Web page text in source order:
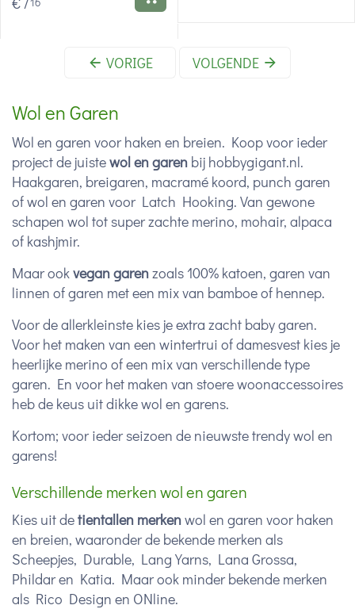
Wol en Garen
Wol en garen voor haken en breien. Koop voor ieder
project de juistewol en garen bij hobbygigant.nl.
Haakgaren, breigaren, macramé koord, punch garen
of wol en garen voor Latch Hooking. Van gewone
schapen wol tot super zachte merino, mohair, alpaca
of kashjmir.
Maar ookvegan garenzoals 100% katoen, garen van
linnen of garen met een mix van bamboe of hennep.
Voor de allerkleinste kies je extra zacht baby garen.
Voor het maken van een wintertrui of damesvest kies je
heerlijke merino of een mix van verschillende type
garen. En voor het maken van stoere woonaccessoires
heb de keus uit dikke wol en garens.
Kortom; voor ieder seizoen de nieuwste trendy wol en
garens!
Verschillende merken wol en garen
Kies uit detientallen merkenwol en garen voor haken
en breien, waaronder de bekende merken als
Scheepjes, Durable, Lang Yarns, Lana Grossa,
Phildar en Katia. Maar ook minder bekende merken
als Rico Design en ONline.
VORIGE VOLGENDE